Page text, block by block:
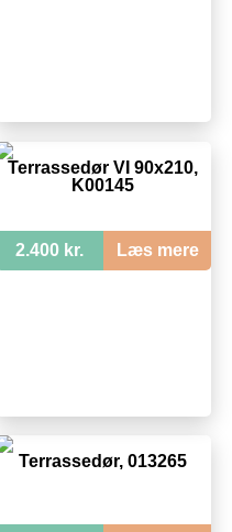
Terrassedør VI 90x210,
K00145
2.400 kr. Læs mere
Terrassedør, 013265